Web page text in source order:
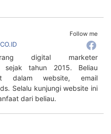
Follow me
digital marketer
sejak tahun 2015. Beliau
dalam website, email
Selalu kunjungi website ini
dari beliau.